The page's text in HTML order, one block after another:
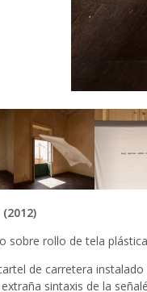
sobre rollo de tela
de carretera
sintaxis de la